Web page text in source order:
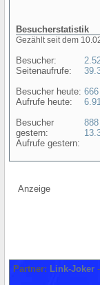
Besucherstatistik
Gezählt seit dem
Besucher:
Seitenaufrufe:
Besucher heute:
Aufrufe heute:
Besucher
gestern:
Aufrufe gestern:
666
888
Anzeige
Partner: Link-Joker -